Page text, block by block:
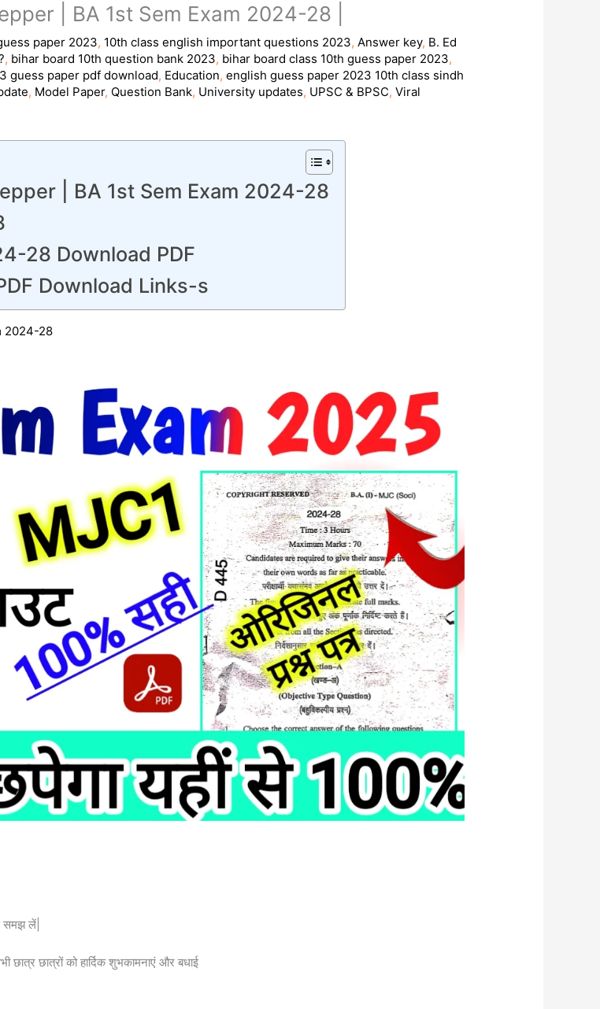
| BA 1st Sem Exam 2024-28 |
paper 2023, 10th class english important questions 2023, Answer key, B. Ed
, bihar board 10th question bank 2023, bihar board class 10th guess paper 2023,
guess paper pdf download, Education,english guess paper 2023 10th class sindh
, Model Paper, Question Bank, University updates, UPSC & BPSC,Viral
| BA 1st Sem Exam 2024-28
28 Download PDF
Download Links-s
2024-28
समझ लें|
छात्रों को हार्दिक शुभकामनाएं और बधाई